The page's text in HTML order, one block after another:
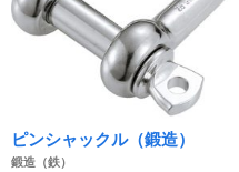
ピンシャックル（鍛造）
鍛造（鉄）